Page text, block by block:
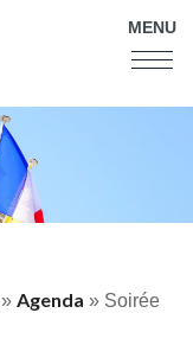
MENU
» Agenda » Soirée